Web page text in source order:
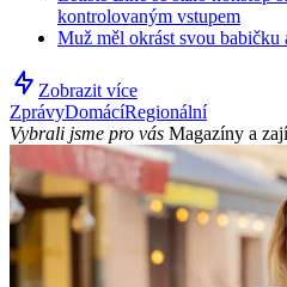
kontrolovaným vstupem
Muž měl okrást svou
Zobrazit více
ZprávyDomácíRegionální
Vybrali jsme pro vás Magazíny a